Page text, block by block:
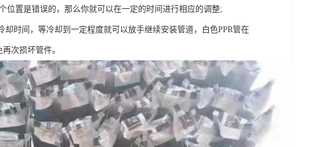
位置是错误的，那么你就可以在一定的时间进行相应的调整;
时间，等冷却到一定程度就可以放手继续安装管道，白色PPR管在
次损坏管件。